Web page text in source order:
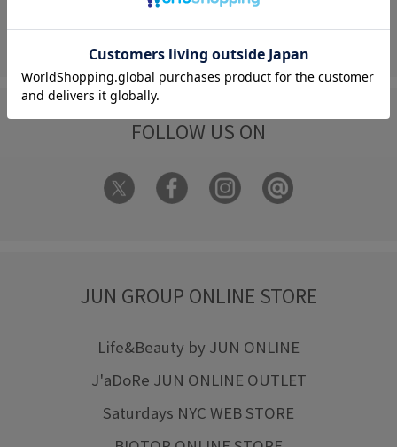
FAQ
お問い合わせ
フォーム
FOLLOW US ON
JUN GROUP ONLINE STORE
Life&Beauty by JUN ONLINE
J'aDoRe JUN ONLINE OUTLET
Saturdays NYC WEB STORE